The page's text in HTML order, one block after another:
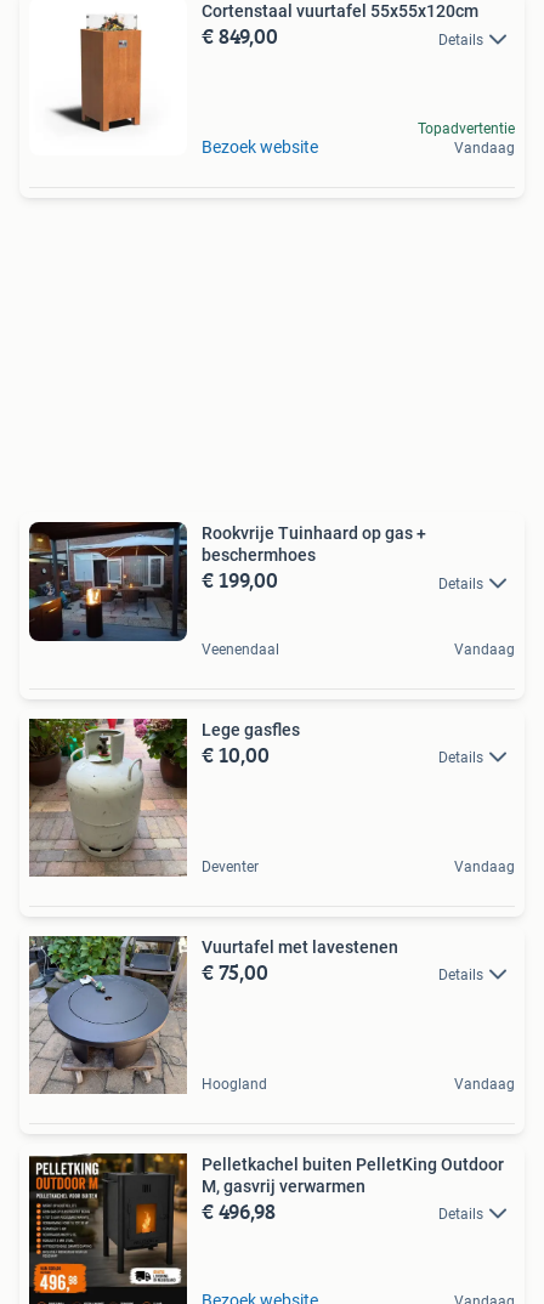
Cortenstaal vuurtafel 55x55x120cm
€ 849,00 Details
Bezoek website
Topadvertentie
Vandaag
Rookvrije Tuinhaard op gas +
beschermhoes
€ 199,00 Details
Veenendaal Vandaag
Lege gasfles
€ 10,00 Details
Deventer Vandaag
Vuurtafel met lavestenen
€ 75,00 Details
Hoogland Vandaag
Pelletkachel buiten PelletKing Outdoor
M, gasvrij verwarmen
€ 496,98 Details
Bezoek website